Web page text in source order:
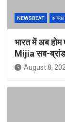
NEWSBEAT आपका
भारत में अब
Mijia सब-ब्रांड
August 8,